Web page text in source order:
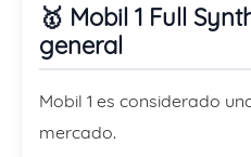
🥇 Mobil 1 Full
general
Mobil 1 es considerado
mercado.